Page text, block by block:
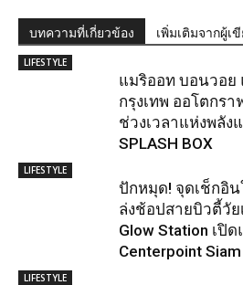
บทความที่เกี่ยวข้อง เพิ่มเติมจากผู้เ
LIFESTYLE
แมริออท บอนวอย
กรุงเทพ ออโตกร
ช่วงเวลาแห่งพลัง
SPLASH BOX
LIFESTYLE
ปักหมุด! จุดเช็กอิ
ล่งช้อปสายบิวตี้วัย
Glow Station เปิด
Centerpoint
LIFESTYLE